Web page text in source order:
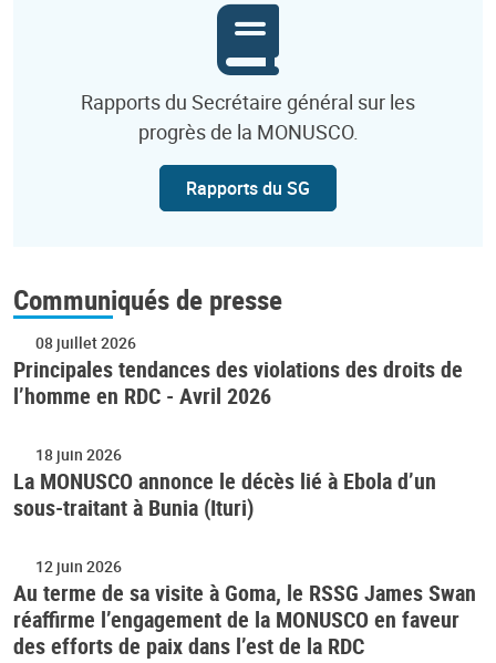
Rapports du Secrétaire général sur les
progrès de la MONUSCO.
Rapports du SG
Communiqués de presse
08 juillet 2026
Principales tendances des violations des droits de
l’homme en RDC - Avril 2026
18 juin 2026
La MONUSCO annonce le décès lié à Ebola d’un
sous-traitant à Bunia (Ituri)
12 juin 2026
Au terme de sa visite à Goma, le RSSG James Swan
réaffirme l’engagement de la MONUSCO en faveur
des efforts de paix dans l’est de la RDC